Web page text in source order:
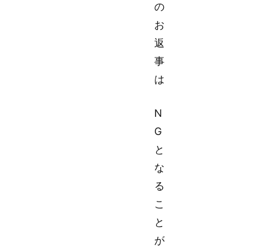
の
お
返
事
は
N
G
と
な
る
こ
と
が